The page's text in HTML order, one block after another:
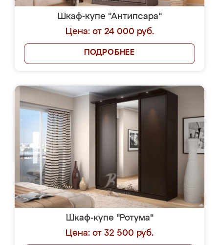
Шкаф-купе "Антипсара"
Цена: от 24 000 руб.
ПОДРОБНЕЕ
Шкаф-купе "Ротума"
Цена: от 32 500 руб.